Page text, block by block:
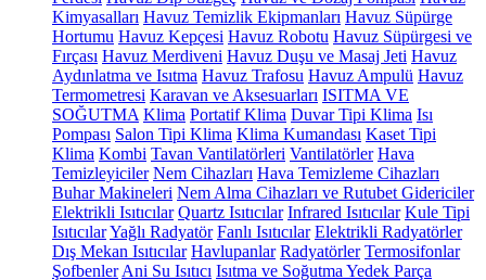
Kimyasalları Havuz Temizlik Ekipmanları Havuz Süpürge
Hortumu Havuz Kepçesi Havuz Robotu Havuz Süpürgesi ve
Fırçası Havuz Merdiveni Havuz Duşu ve Masaj Jeti Havuz
Aydınlatma ve Isıtma Havuz Trafosu Havuz Ampulü Havuz
Termometresi Karavan ve Aksesuarları ISITMA VE
SOĞUTMA Klima Portatif Klima Duvar Tipi Klima Isı
Pompası Salon Tipi Klima Klima Kumandası Kaset Tipi
Klima Kombi Tavan Vantilatörleri Vantilatörler Hava
Temizleyiciler Nem Cihazları Hava Temizleme Cihazları
Buhar Makineleri Nem Alma Cihazları ve Rutubet Gidericiler
Elektrikli Isıtıcılar Quartz Isıtıcılar Infrared Isıtıcılar Kule Tipi
IsıtıcılarYağlı Radyatör Fanlı Isıtıcılar Elektrikli Radyatörler
Dış Mekan Isıtıcılar Havlupanlar Radyatörler Termosifonlar
Şofbenler Ani Su Isıtıcı Isıtma ve Soğutma Yedek Parça